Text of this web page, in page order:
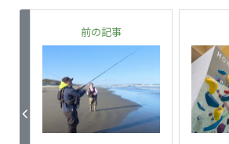
前の記事